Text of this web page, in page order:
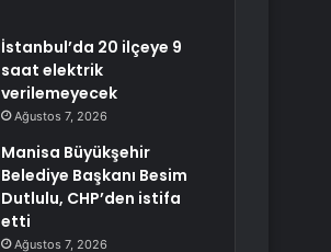
İstanbul’da 20 ilçeye 9
saat elektrik
verilemeyecek
Ağustos 7, 2026
Manisa Büyükşehir
Belediye Başkanı Besim
Dutlulu, CHP’den istifa
etti
Ağustos 7, 2026